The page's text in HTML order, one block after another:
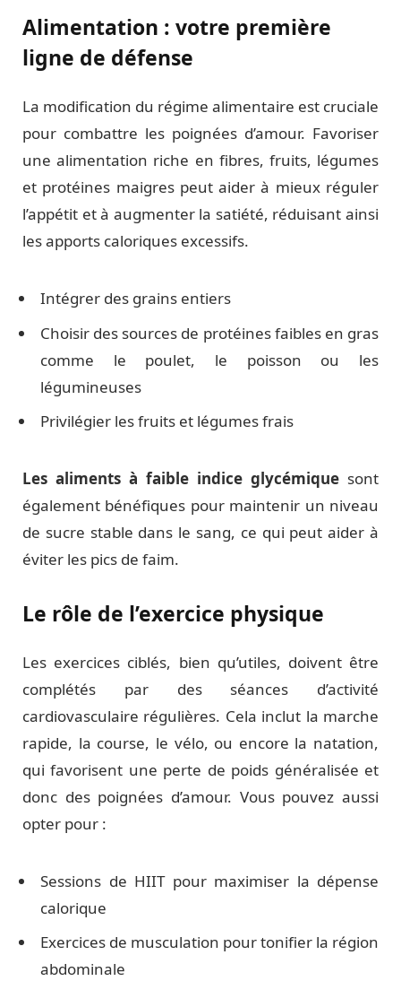
Alimentation : votre première
ligne de défense
La modification du régime alimentaire est cruciale
pour combattre les poignées d’amour. Favoriser
une alimentation riche en fibres, fruits, légumes
et protéines maigres peut aider à mieux réguler
l’appétit et à augmenter la satiété, réduisant ainsi
les apports caloriques excessifs.
Intégrer des grains entiers
Choisir des sources de protéines faibles en gras
comme le poulet, le poisson ou les
légumineuses
Privilégier les fruits et légumes frais
Les aliments à faible indice glycémique sont
également bénéfiques pour maintenir un niveau
de sucre stable dans le sang, ce qui peut aider à
éviter les pics de faim.
Le rôle de l’exercice physique
Les exercices ciblés, bien qu’utiles, doivent être
complétés par des séances d’activité
cardiovasculaire régulières. Cela inclut la marche
rapide, la course, le vélo, ou encore la natation,
qui favorisent une perte de poids généralisée et
donc des poignées d’amour. Vous pouvez aussi
opter pour :
Sessions de HIIT pour maximiser la dépense
calorique
Exercices de musculation pour tonifier la région
abdominale